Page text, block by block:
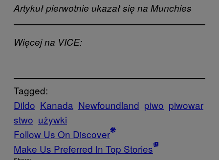
Artykuł pierwotnie ukazał się na Munchies
Więcej na VICE:
Tagged:
Dildo Kanada Newfoundland piwo piwowar
stwo używki
Follow Us On Discover
Make Us Preferred In Top Stories